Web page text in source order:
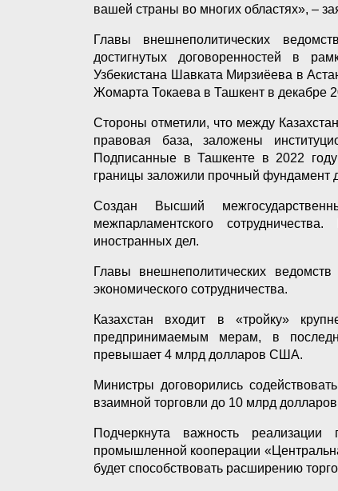
вашей страны во многих областях», –
Главы внешнеполитических
достигнутых договоренностей в
Узбекистана Шавката Мирзиёева в
Жомарта Токаева в Ташкент в декабре
Стороны отметили, что между
правовая база, заложены
Подписанные в Ташкенте в 2022
границы заложили прочный фундамент
Создан Высший
межпарламентского
иностранных дел.
Главы внешнеполитических
экономического сотрудничества.
Казахстан входит в «тройку»
предпринимаемым мерам, в
превышает 4 млрд долларов США.
Министры договорились
взаимной торговли до 10 млрд
Подчеркнута важность реализации
промышленной кооперации
будет способствовать расширению